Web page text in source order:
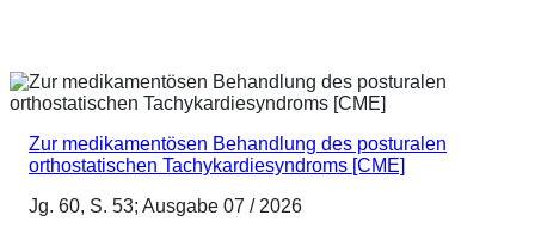
Zur medikamentösen Behandlung des posturalen
orthostatischen Tachykardiesyndroms [CME]
Jg. 60, S. 53; Ausgabe 07 / 2026